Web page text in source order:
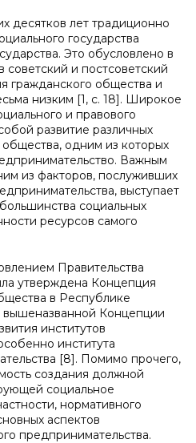
десятков лет традиционно
государства
Это обусловлено в
и постсоветский
гражданского общества и
низким [1, с. 18]. Широкое
и правового
развитие различных
общества, одним из которых
Важным
из факторов, послуживших
выступает
социальных
ресурсов самого
Правительства
утверждена Концепция
в Республике
вышеназванной Концепции
институтов
института
[8]. Помимо прочего,
создания должной
социальное
нормативного
аспектов
предпринимательства.